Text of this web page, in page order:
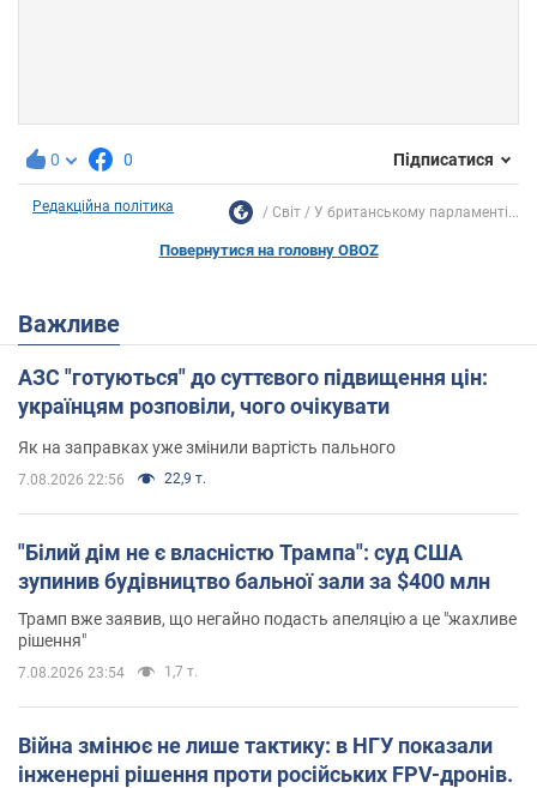
0 0 Підписатися
Редакційна політика Світ У британському парламенті...
Повернутися на головну OBOZ
Важливе
АЗС "готуються" до суттєвого підвищення цін:
українцям розповіли, чого очікувати
Як на заправках уже змінили вартість пального
7.08.2026 22:56 22,9 т.
"Білий дім не є власністю Трампа": суд США
зупинив будівництво бальної зали за $400 млн
Трамп вже заявив, що негайно подасть апеляцію а це "жахливе
рішення"
7.08.2026 23:54 1,7 т.
Війна змінює не лише тактику: в НГУ показали
інженерні рішення проти російських FPV-дронів.